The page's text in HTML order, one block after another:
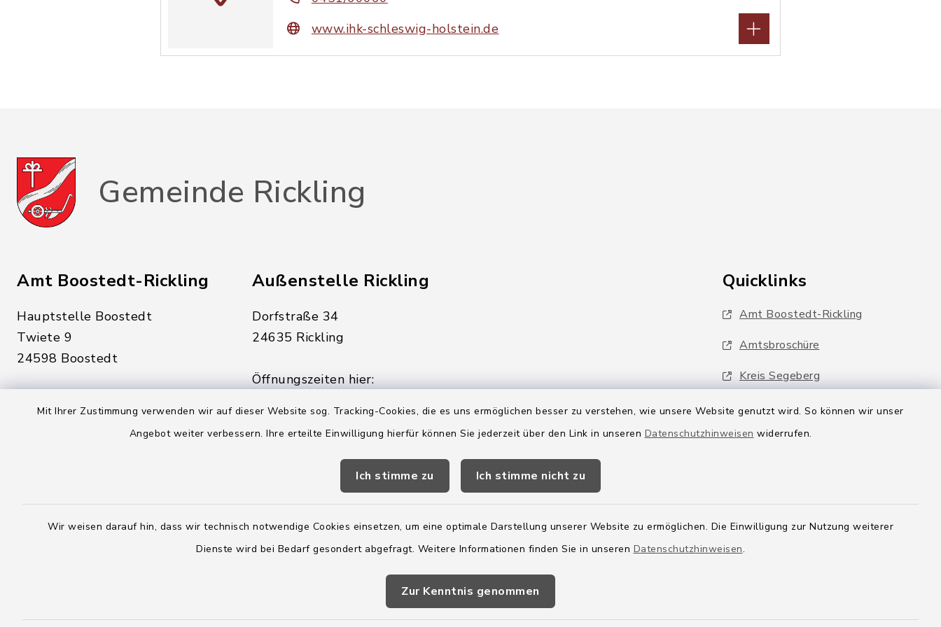
Mit Ihrer Zustimmung verwenden wir auf dieser Website sog. Tracking-Cookies, die es uns ermöglichen besser zu verstehen, wie unsere Website genutzt wird. So können wir unser
Angebot weiter verbessern. Ihre erteilte Einwilligung hierfür können Sie jederzeit über den Link in unseren Datenschutzhinweisen widerrufen.
Ich stimme zu Ich stimme nicht zu
Wir weisen darauf hin, dass wir technisch notwendige Cookies einsetzen, um eine optimale Darstellung unserer Website zu ermöglichen. Die Einwilligung zur Nutzung weiterer
Dienste wird bei Bedarf gesondert abgefragt. Weitere Informationen finden Sie in unseren Datenschutzhinweisen.
Zur Kenntnis genommen
www.ihk-schleswig-holstein.de
Gemeinde Rickling
Amt Boostedt-Rickling
Hauptstelle Boostedt
Twiete 9
24598 Boostedt
Montag, Dienstag, Donnerstag,
sowie zusätzlich am Dienstag:
14:00 - 18:00 Uhr
rickling.de
Außenstelle Rickling
Dorfstraße 34
24635 Rickling
Öffnungszeiten hier:
08:00 - 12:00 Uhr
sowie zusätzlich am Donnerstag:
14:00 - 18:00 Uhr
04328 179-0
04328 - 179-44
info@amt-boostedt-
Quicklinks
Amt Boostedt-Rickling
Amtsbroschüre
Kreis Segeberg
Wege-Zweckverband